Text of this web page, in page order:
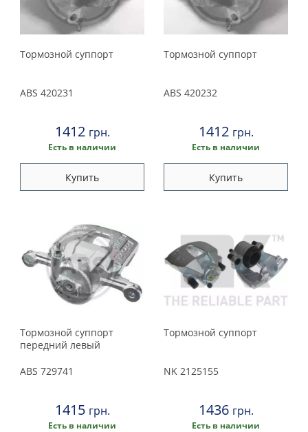
Тормозной суппорт
ABS 420231
1412 грн.
Есть в наличии
Купить
Тормозной суппорт
ABS 420232
1412 грн.
Есть в наличии
Купить
Тормозной суппорт
передний левый
ABS 729741
1415 грн.
Есть в наличии
Тормозной суппорт
NK 2125155
1436 грн.
Есть в наличии